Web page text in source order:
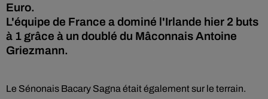
Euro.
L'équipe de France a dominé l'Irlande hier 2 buts
à 1 grâce à un doublé du Mâconnais Antoine
Griezmann.
Le Sénonais Bacary Sagna était également sur le terrain.